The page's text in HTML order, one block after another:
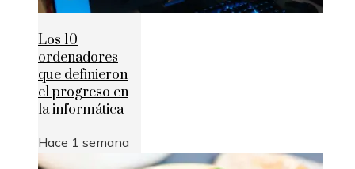
Los 10
ordenadores
que definieron
el progreso en
la informática
Hace 1 semana